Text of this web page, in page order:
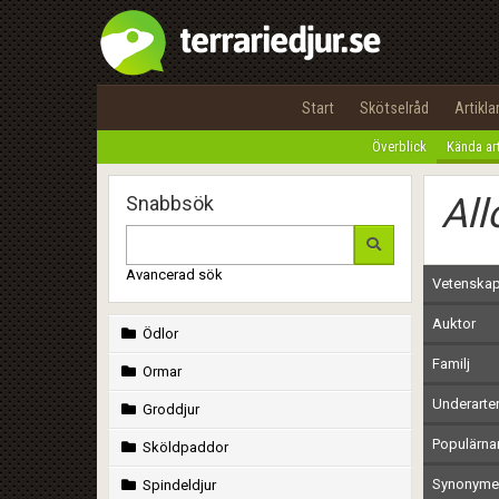
Start Skötselråd Artiklar
Överblick Kända
Snabbsök
Avancerad sök
Ödlor
Ormar
Groddjur
Sköldpaddor
Spindeldjur
Auktor
Familj
Underarter